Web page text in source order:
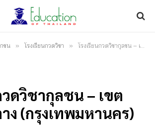
กชน » โรงเรียนกวดวิชา » โรงเรียนกวดวิชากุลชน – เขตวังทองหลาง (กรุงเทพมหานคร)
วดวิชากุลชน – เขต
ง (กรุงเทพมหานคร)